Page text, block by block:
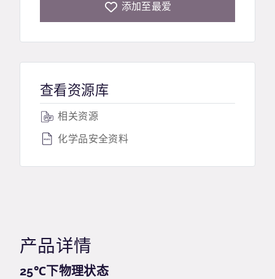
添加至最爱
查看资源库
相关资源
化学品安全资料
产品详情
25℃下物理状态